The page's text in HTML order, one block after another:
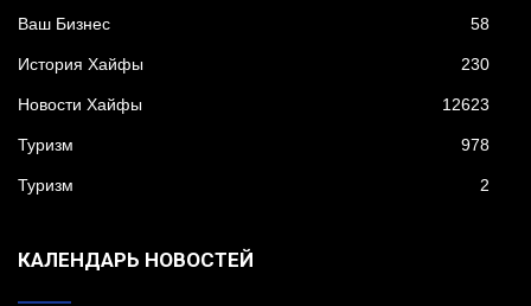
Ваш Бизнес 58
История Хайфы 230
Новости Хайфы 12623
Туризм 978
Туризм 2
КАЛЕНДАРЬ НОВОСТЕЙ